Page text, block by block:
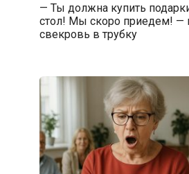
— Ты должна купить
стол! Мы скоро приедем! —
свекровь в трубку